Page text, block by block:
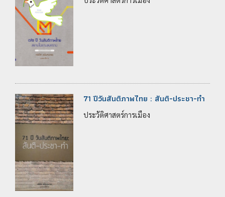
71 ปีวันสันติภาพไทย : สันติ-ประชา-ทำ
ประวัติศาสตร์การเมือง